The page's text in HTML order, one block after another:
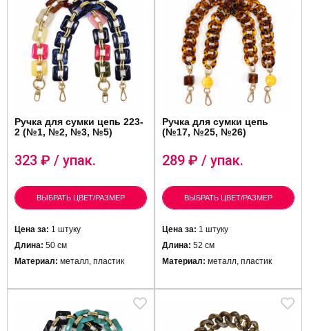
Ручка для сумки цепь 223-
2 (№1, №2, №3, №5)
323 ₽ / упак.
ВЫБРАТЬ ЦВЕТ/РАЗМЕР
Цена за: 1 штуку
Длина: 50 см
Материал: металл, пластик
Ручка для сумки цепь
(№17, №25, №26)
289 ₽ / упак.
ВЫБРАТЬ ЦВЕТ/РАЗМЕР
Цена за: 1 штуку
Длина: 52 см
Материал: металл, пластик